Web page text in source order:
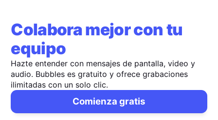
Colabora mejor con tu
equipo
Hazte entender con mensajes de pantalla, video y
audio. Bubbles es gratuito y ofrece grabaciones
ilimitadas con un solo clic.
Comienza gratis